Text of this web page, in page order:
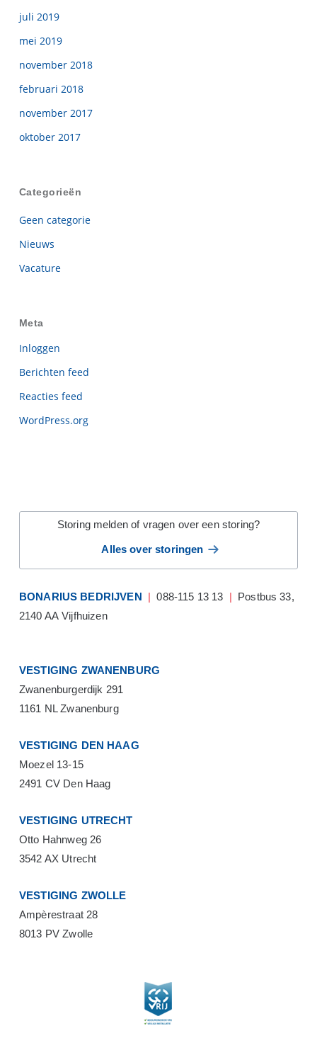
juli 2019
mei 2019
november 2018
februari 2018
november 2017
oktober 2017
Categorieën
Geen categorie
Nieuws
Vacature
Meta
Inloggen
Berichten feed
Reacties feed
WordPress.org
Storing melden of vragen over een storing?
Alles over storingen
BONARIUS BEDRIJVEN | 088-115 13 13 | Postbus 33,
2140 AA Vijfhuizen
VESTIGING ZWANENBURG
Zwanenburgerdijk 291
1161 NL Zwanenburg
VESTIGING DEN HAAG
Moezel 13-15
2491 CV Den Haag
VESTIGING UTRECHT
Otto Hahnweg 26
3542 AX Utrecht
VESTIGING ZWOLLE
Ampèrestraat 28
8013 PV Zwolle